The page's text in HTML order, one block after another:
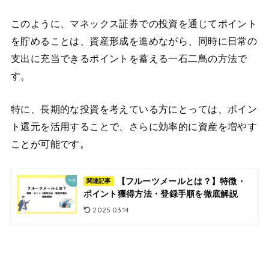
このように、マネックス証券での投資を通じてポイント
を貯めることは、資産形成を進めながら、同時に日常の
支出に充当できるポイントを蓄える一石二鳥の方法で
す。
特に、長期的な投資を考えている方にとっては、ポイン
ト還元を活用することで、さらに効率的に資産を増やす
ことが可能です。
関連記事
【フルーツメールとは？】特徴・
ポイント獲得方法・登録手順を徹底解説
2025.03.14